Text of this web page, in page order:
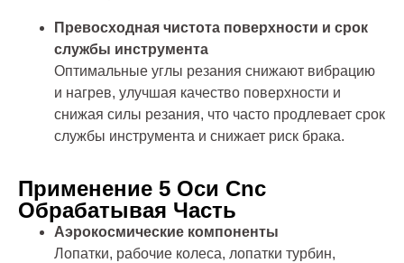
Превосходная чистота поверхности и срок
службы инструмента
Оптимальные углы резания снижают вибрацию
и нагрев, улучшая качество поверхности и
снижая силы резания, что часто продлевает срок
службы инструмента и снижает риск брака.
Применение 5 Оси Cnc
Обрабатывая Часть
Аэрокосмические компоненты
Лопатки, рабочие колеса, лопатки турбин,